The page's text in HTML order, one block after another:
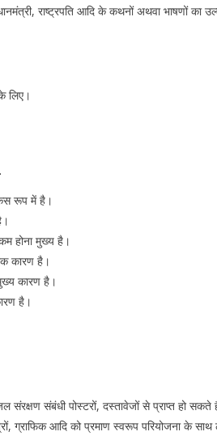
राष्ट्रपति आदि के कथनों अथवा भाषणों
लिए।
रूप में है।
होना मुख्य है।
कारण है।
कारण है।
है।
संरक्षण संबंधी पोस्टरों, दस्तावेजों से प्राप्त हो सकते
ग्राफिक आदि को प्रमाण स्वरूप परियोजना के